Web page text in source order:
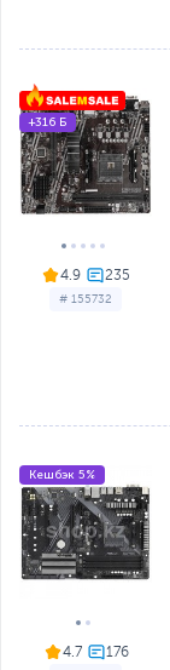
4.9
# 155732
+316 Б
4.7
Кешбэк 5%